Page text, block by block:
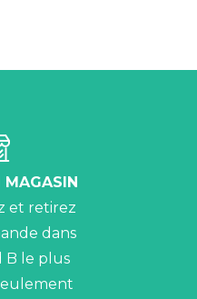
MAGASIN
et retirez
dans
B le plus